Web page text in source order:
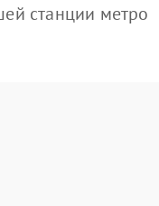
станции метро